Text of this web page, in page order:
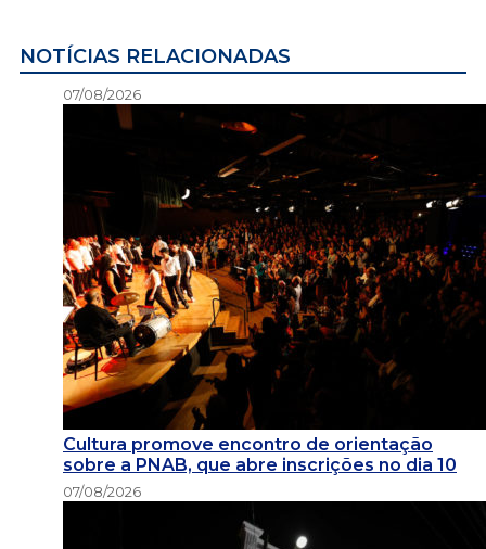
NOTÍCIAS RELACIONADAS
07/08/2026
Cultura promove encontro de orientação
sobre a PNAB, que abre inscrições no dia 10
07/08/2026